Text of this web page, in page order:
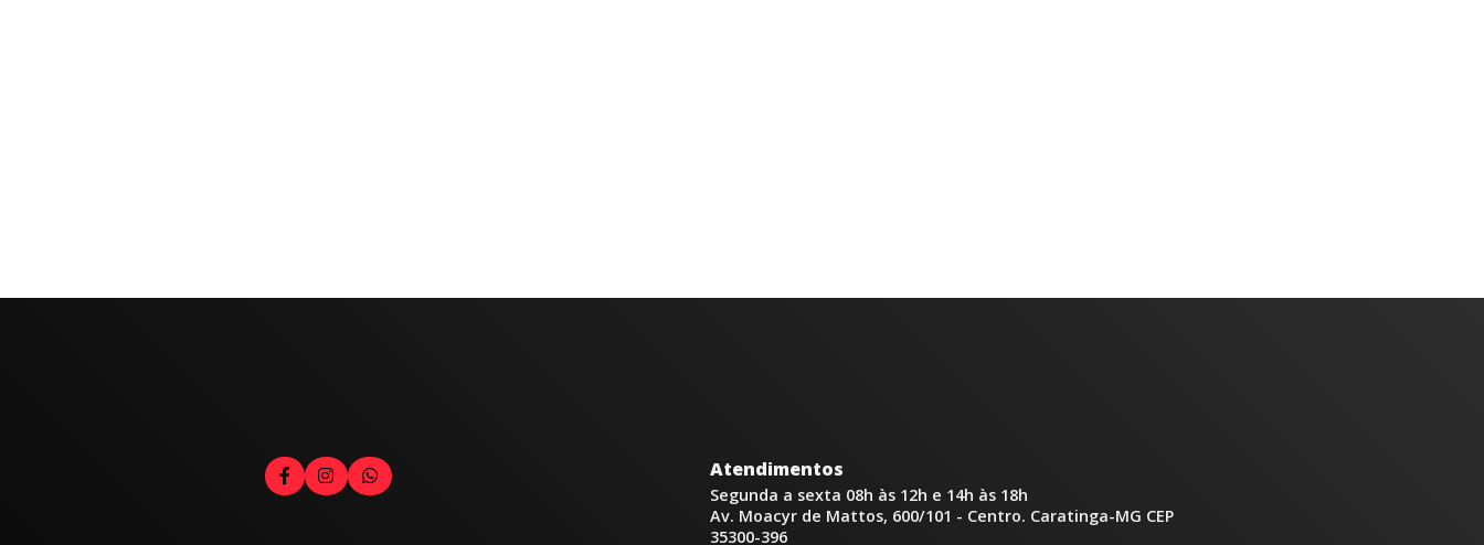
Atendimentos
Segunda a sexta 08h às 12h e 14h às 18h
Av. Moacyr de Mattos, 600/101 - Centro. Caratinga-MG CEP
35300-396